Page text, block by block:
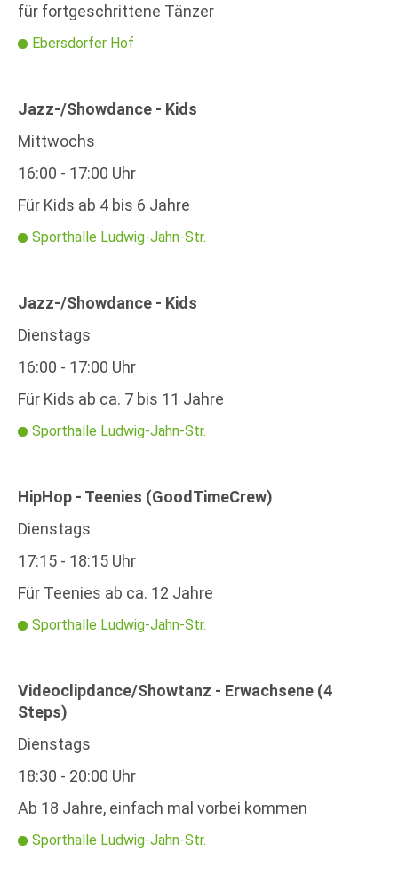
für fortgeschrittene Tänzer
Ebersdorfer Hof
Jazz-/Showdance - Kids
Mittwochs
16:00 - 17:00 Uhr
Für Kids ab 4 bis 6 Jahre
Sporthalle Ludwig-Jahn-Str.
Jazz-/Showdance - Kids
Dienstags
16:00 - 17:00 Uhr
Für Kids ab ca. 7 bis 11 Jahre
Sporthalle Ludwig-Jahn-Str.
HipHop - Teenies (GoodTimeCrew)
Dienstags
17:15 - 18:15 Uhr
Für Teenies ab ca. 12 Jahre
Sporthalle Ludwig-Jahn-Str.
Videoclipdance/Showtanz - Erwachsene (4
Steps)
Dienstags
18:30 - 20:00 Uhr
Ab 18 Jahre, einfach mal vorbei kommen
Sporthalle Ludwig-Jahn-Str.